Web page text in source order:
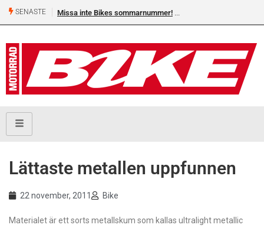
SENASTE Missa inte Bikes sommarnummer!
Lättaste metallen uppfunnen
22 november, 2011 Bike
Materialet är ett sorts metallskum som kallas ultralight metallic